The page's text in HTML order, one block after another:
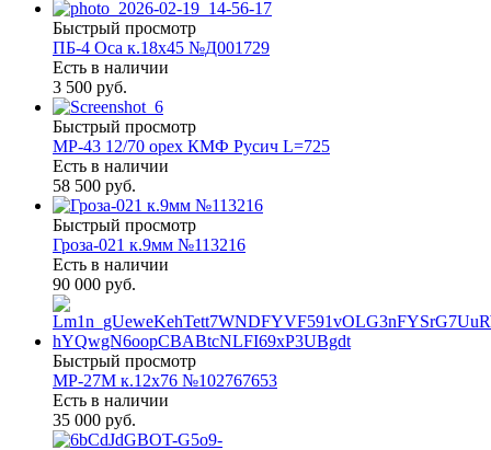
Быстрый просмотр
ПБ-4 Оса к.18х45 №Д001729
Есть в наличии
3 500 руб.
Быстрый просмотр
МР-43 12/70 орех КМФ Русич L=725
Есть в наличии
58 500 руб.
Быстрый просмотр
Гроза-021 к.9мм №113216
Есть в наличии
90 000 руб.
Быстрый просмотр
МР-27М к.12х76 №102767653
Есть в наличии
35 000 руб.